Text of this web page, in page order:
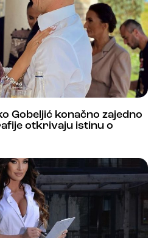
Gobeljić konačno zajedno
otkrivaju istinu o